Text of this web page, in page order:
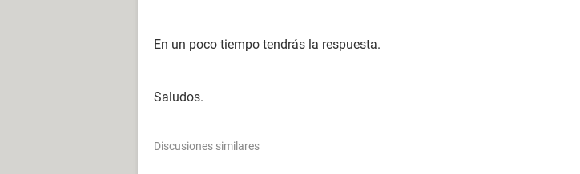
En un poco tiempo tendrás la respuesta.
Saludos.
Discusiones similares